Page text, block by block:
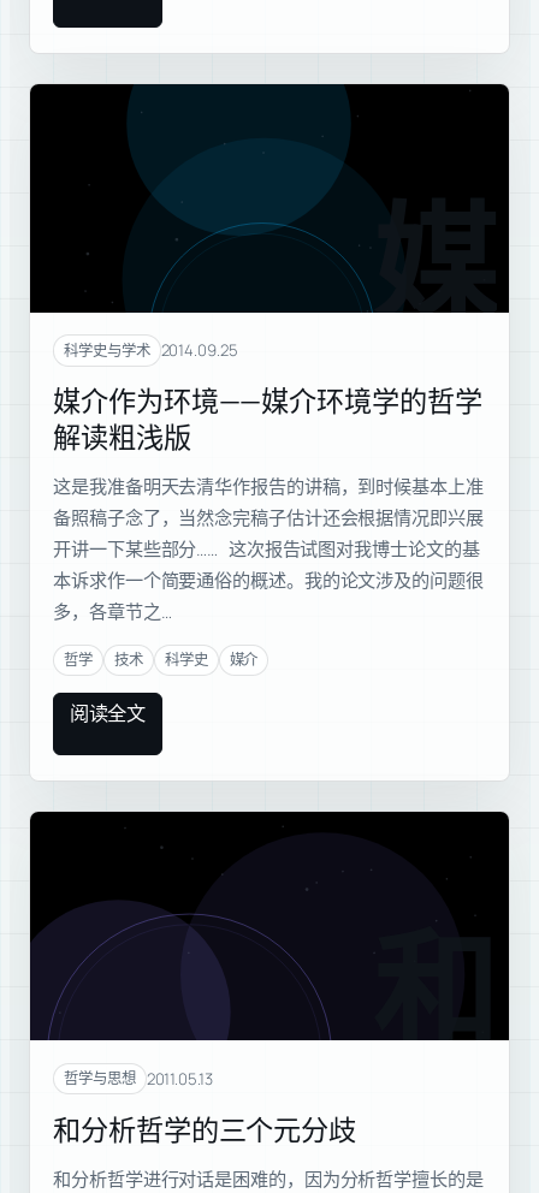
媒介
科学史与学术 2014.09.25
媒介作为环境——媒介环境学的哲学
解读粗浅版
这是我准备明天去清华作报告的讲稿，到时候基本上准
备照稿子念了，当然念完稿子估计还会根据情况即兴展
开讲一下某些部分…… 这次报告试图对我博士论文的基
本诉求作一个简要通俗的概述。我的论文涉及的问题很
多，各章节之…
哲学 技术 科学史 媒介
阅读全文
和分
哲学与思想 2011.05.13
和分析哲学的三个元分歧
和分析哲学进行对话是困难的，因为分析哲学擅长的是